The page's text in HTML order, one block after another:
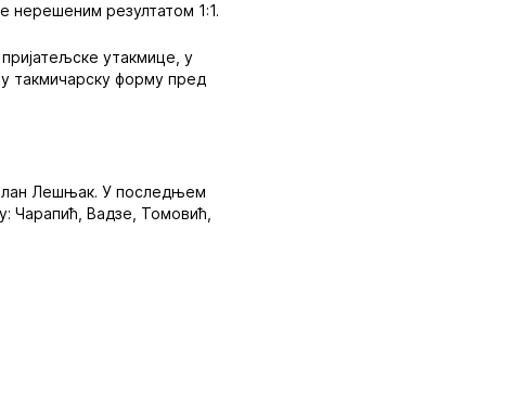
нерешеним резултатом 1:1.
утакмице, у
такмичарску форму пред
Лешњак. У последњем
Чарапић, Вадзе, Томовић,